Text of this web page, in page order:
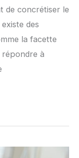
de concrétiser le
des
la facette
à